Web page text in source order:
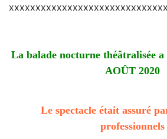
La balade nocturne théâtralisée
AOÛT 2020
Le spectacle était assuré
professionnels